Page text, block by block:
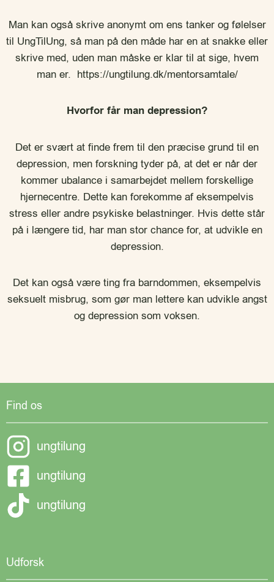
Man kan også skrive anonymt om ens tanker og følelser
til UngTilUng, så man på den måde har en at snakke eller
skrive med, uden man måske er klar til at sige, hvem
man er. https://ungtilung.dk/mentorsamtale/
Hvorfor får man depression?
Det er svært at finde frem til den præcise grund til en
depression, men forskning tyder på, at det er når der
kommer ubalance i samarbejdet mellem forskellige
hjernecentre. Dette kan forekomme af eksempelvis
stress eller andre psykiske belastninger. Hvis dette står
på i længere tid, har man stor chance for, at udvikle en
depression.
Det kan også være ting fra barndommen, eksempelvis
seksuelt misbrug, som gør man lettere kan udvikle angst
og depression som voksen.
Find os
ungtilung
ungtilung
ungtilung
Udforsk